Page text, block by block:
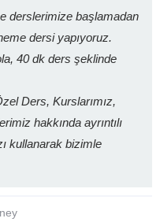
derslerimize başlamadan
dersi yapıyoruz.
40 dk ders şeklinde
Ders, Kurslarımız,
hakkında ayrıntılı
kullanarak bizimle